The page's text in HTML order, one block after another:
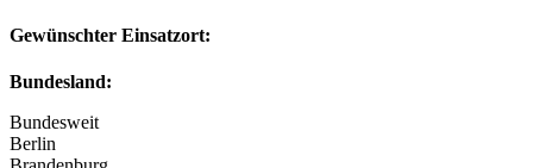
Gewünschter Einsatzort:
Bundesland:
Bundesweit
Berlin